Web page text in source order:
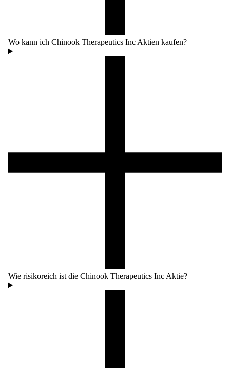
Wo kann ich Chinook Therapeutics Inc Aktien kaufen?
Wie risikoreich ist die Chinook Therapeutics Inc Aktie?